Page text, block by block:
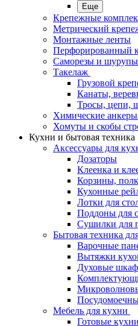
Еще
Крепежные
Метрический
Монтажные ленты
Перфорированный
Саморезы и шурупы
Такелаж
Грузовой
Канаты,
Тросы, цепи,
Химические анкеры
Хомуты и скобы
Кухни и бытовая техника
Аксессуары для
Дозаторы
Клеенка и
Корзины,
Кухонные
Лотки для
Поддоны для
Сушилки для
Бытовая техника
Варочные
Вытяжки
Духовые
Мебель для кухни
Готовые кухни